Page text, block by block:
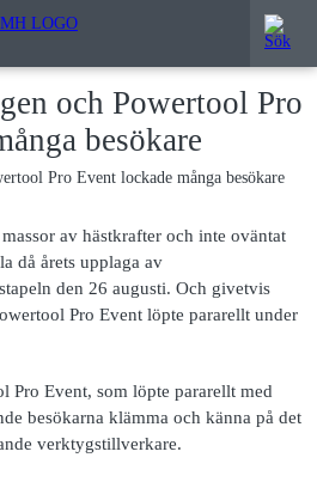
och Powertool Pro
besökare
av hästkrafter och inte oväntat
då årets upplaga av
den 26 augusti. Och givetvis
Pro Event löpte pararellt under
Pro Event, som löpte pararellt med
besökarna klämma och känna på det
verktygstillverkare.